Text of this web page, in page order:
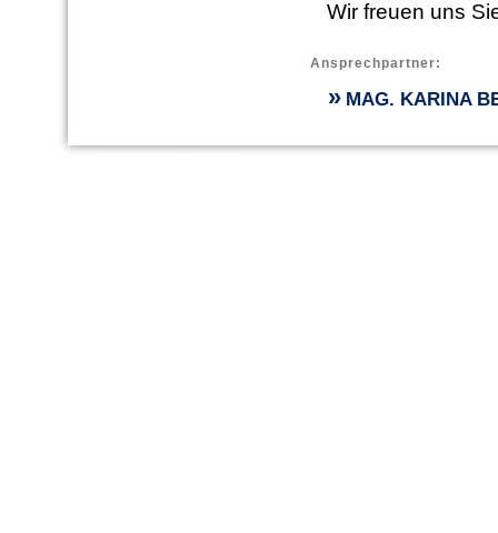
Wir freuen uns
Ansprechpartner:
» MAG. KARINA